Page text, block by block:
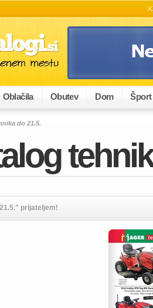
Oblačila Obutev Dom Šport
do 21.5.
prijateljem!